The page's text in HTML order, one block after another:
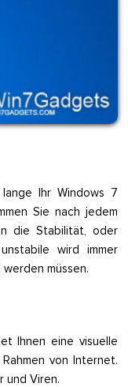
Ihr Windows 7
Sie nach jedem
die Stabilität, oder
wird immer
müssen.
Ihnen eine visuelle
von Internet.
und Viren.